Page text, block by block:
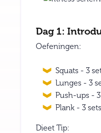
Dag 1:
Oefeningen:
Squats - 3
Lunges - 3
Push-ups -
Plank - 3
Dieet Tip: